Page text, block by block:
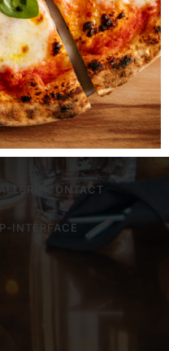
Take-Away
CONTACT
INTERFACE